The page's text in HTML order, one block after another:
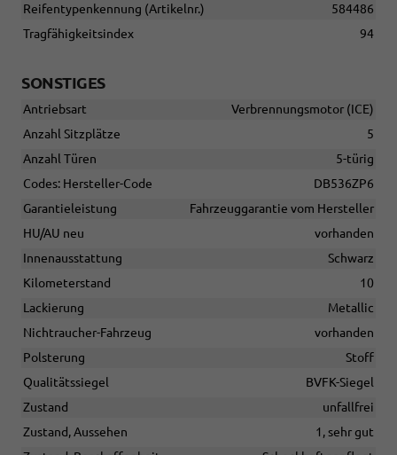
Reifentypenkennung (Artikelnr.)
584486
Tragfähigkeitsindex
94
SONSTIGES
Antriebsart
Verbrennungsmotor (ICE)
Anzahl Sitzplätze
5
Anzahl Türen
5-türig
Codes: Hersteller-Code
DB536ZP6
Garantieleistung
Fahrzeuggarantie vom Hersteller
HU/AU neu
vorhanden
Innenausstattung
Schwarz
Kilometerstand
10
Lackierung
Metallic
Nichtraucher-Fahrzeug
vorhanden
Polsterung
Stoff
Qualitätssiegel
BVFK-Siegel
Zustand
unfallfrei
Zustand, Aussehen
1, sehr gut